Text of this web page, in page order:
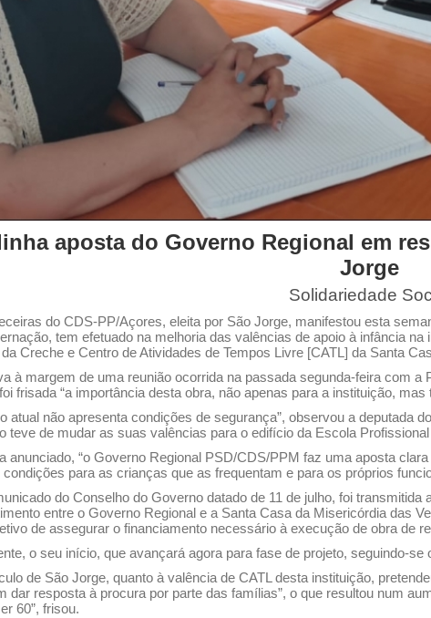
aposta do Governo Regional em
Jorge
Solidariedade
do CDS-PP/Açores, eleita por São Jorge, manifestou esta
tem efetuado na melhoria das valências de apoio à infância
Creche e Centro de Atividades de Tempos Livre [CATL] da Santa
à margem de uma reunião ocorrida na passada segunda-feira com
frisada “a importância desta obra, não apenas para a instituição, mas
atual não apresenta condições de segurança”, observou a deputada
teve de mudar as suas valências para o edifício da Escola
anunciado, “o Governo Regional PSD/CDS/PPM faz uma aposta
para as crianças que as frequentam e para os próprios
do Conselho do Governo datado de 11 de julho, foi
entre o Governo Regional e a Santa Casa da Misericórdia das
de assegurar o financiamento necessário à execução de obra de
o seu início, que avançará agora para fase de projeto, seguindo-
de São Jorge, quanto à valência de CATL desta instituição,
dar resposta à procura por parte das famílias”, o que resultou num
60”, frisou.